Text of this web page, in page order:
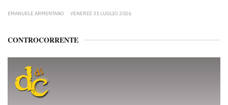
EMANUELE ARMENTANO VENERDÌ 31 LUGLIO 2026
CONTROCORRENTE